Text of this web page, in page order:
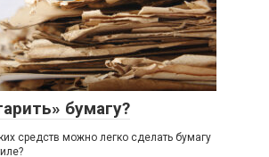
бумагу?
средств можно легко сделать бумагу